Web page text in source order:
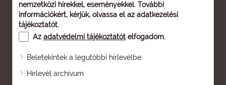
nemzetközi hírekkel, eseményekkel. További
információkért, kérjük, olvassa el az adatkezelési
tájékoztatót.
Az adatvédelmi tájékoztatót elfogadom.
Beletekintek a legutóbbi hírlevélbe
Hírlevél archívum
Oldaltérkép